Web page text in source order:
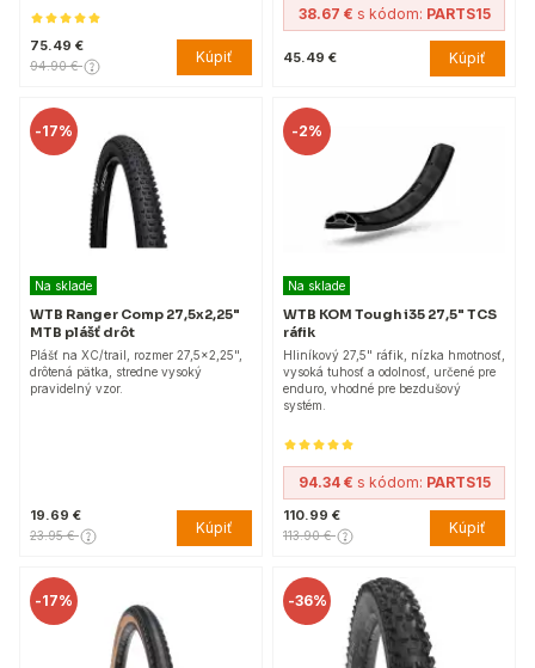
75.49 €
94.90 € Kúpiť
38.67 € s kódom: PARTS15
45.49 € Kúpiť
-17%
Na sklade
WTB Ranger Comp 27,5x2,25"
MTB plášť drôt
Plášť na XC/trail, rozmer 27,5x2,25",
drôtená pätka, stredne vysoký
pravidelný vzor.
19.69 €
23.95 € Kúpiť
-2%
Na sklade
WTB KOM Tough i35 27,5" TCS
ráfik
Hliníkový 27,5" ráfik, nízka hmotnosť,
vysoká tuhosť a odolnosť, určené pre
enduro, vhodné pre bezdušový
systém.
94.34 € s kódom: PARTS15
110.99 €
113.90 € Kúpiť
-17% -36%